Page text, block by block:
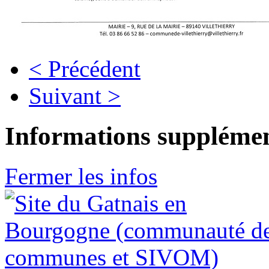
< Précédent
Suivant >
Informations
Fermer les infos